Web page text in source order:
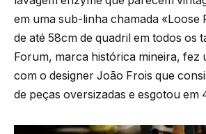
em uma sub-linha chamada «Loose
de até 58cm de quadril em todos os
Forum, marca histórica mineira, fez
com o designer João Frois que
de peças oversizadas e esgotou em